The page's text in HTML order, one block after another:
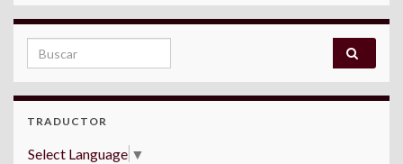
Search for:
TRADUCTOR
Select Language ▼